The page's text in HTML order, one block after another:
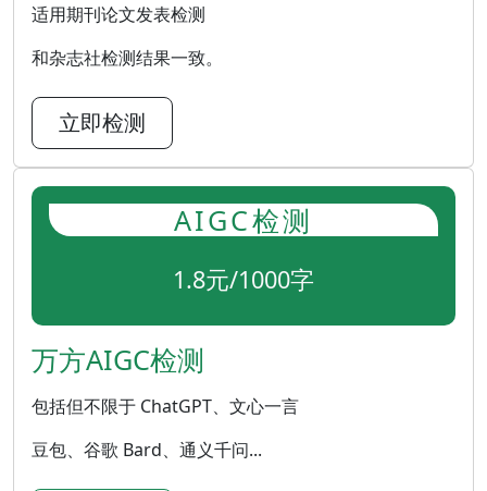
适用期刊论文发表检测
和杂志社检测结果一致。
立即检测
AIGC检测
1.8元/1000字
万方AIGC检测
包括但不限于 ChatGPT、文心一言
豆包、谷歌 Bard、通义千问...